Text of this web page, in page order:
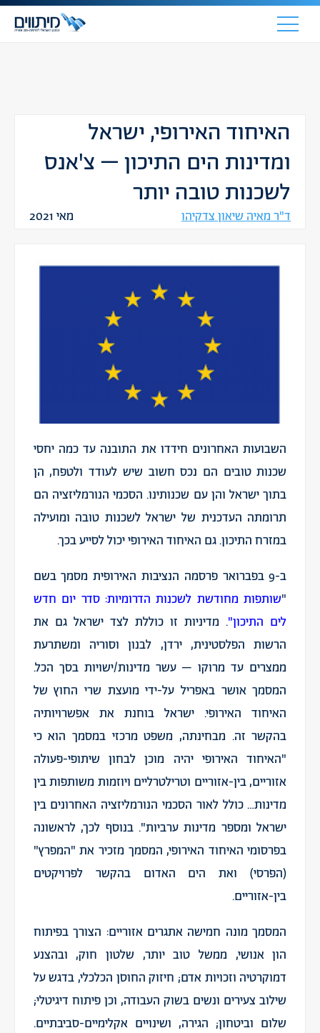
האיחוד האירופי, ישראל
ומדינות הים התיכון – צ'אנס
לשכנות טובה יותר
ד"ר מאיה שיאון צדקיהו מאי 2021
השבועות האחרונים חידדו את התובנה עד כמה יחסי
שכנות טובים הם נכס חשוב שיש לעודד ולטפח, הן
בתוך ישראל והן עם שכנותינו. הסכמי הנורמליזציה הם
תרומתה העדכנית של ישראל לשכנות טובה ומועילה
במזרח התיכון. גם האיחוד האירופי יכול לסייע בכך.
ב-9 בפברואר פרסמה הנציבות האירופית מסמך בשם
"שותפות מחודשת לשכנות הדרומיות: סדר יום חדש
לים התיכון". מדיניות זו כוללת לצד ישראל גם את
הרשות הפלסטינית, ירדן, לבנון וסוריה ומשתרעת
ממצרים עד מרוקו – עשר מדינות/ישויות בסך הכל.
המסמך אושר באפריל על-ידי מועצת שרי החוץ של
האיחוד האירופי. ישראל בוחנת את אפשרויותיה
בהקשר זה. מבחינתה, משפט מרכזי במסמך הוא כי
"האיחוד האירופי יהיה מוכן לבחון שיתופי-פעולה
אזוריים, בין-אזוריים וטרילטרליים ויוזמות משותפות בין
מדינות… כולל לאור הסכמי הנורמליזציה האחרונים בין
ישראל ומספר מדינות ערביות". בנוסף לכך, לראשונה
בפרסומי האיחוד האירופי, המסמך מזכיר את "המפרץ"
(הפרסי) ואת הים האדום בהקשר לפרויקטים
בין-אזוריים.
המסמך מונה חמישה אתגרים אזוריים: הצורך בפיתוח
הון אנושי, ממשל טוב יותר, שלטון חוק, ובהצנע
דמוקרטיה וזכויות אדם; חיזוק החוסן הכלכלי, בדגש על
שילוב צעירים ונשים בשוק העבודה, וכן פיתוח דיגיטלי;
שלום וביטחון; הגירה, ושינויים אקלימיים-סביבתיים.